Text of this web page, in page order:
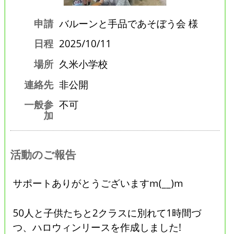
申請 バルーンと手品であそぼう会 様
日程 2025/10/11
場所 久米小学校
連絡先 非公開
一般参
加
不可
活動のご報告
サポートありがとうございますm(__)m
50人と子供たちと2クラスに別れて1時間づ
つ、ハロウィンリースを作成しました!